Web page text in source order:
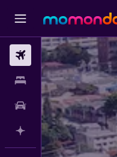
Vuelos
Alojamientos
Autos
Planifica con IA